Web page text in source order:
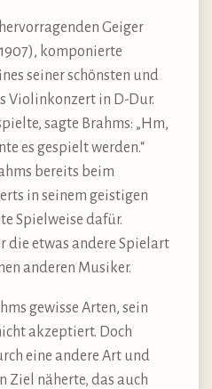
Geiger
1907), komponierte
seiner schönsten und
Violinkonzert in D-Dur.
sagte Brahms: „Hm,
es gespielt werden.“
bereits beim
in seinem geistigen
Spielweise dafür.
die etwas andere Spielart
anderen Musiker.
gewisse Arten, sein
akzeptiert. Doch
eine andere Art und
Ziel näherte, das auch